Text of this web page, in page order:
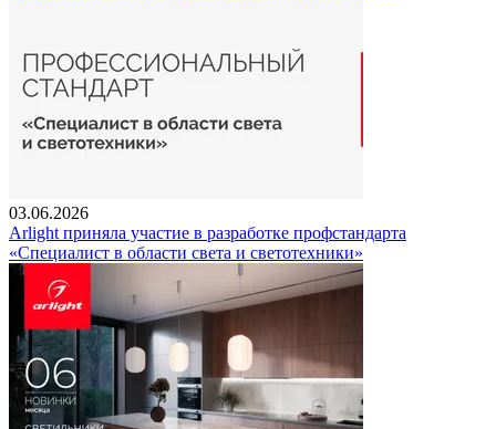
03.06.2026
Arlight приняла участие в разработке профстандарта
«Специалист в области света и светотехники»